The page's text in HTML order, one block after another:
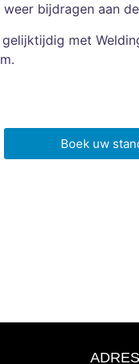
bijdragen aan
gelijktijdig met
Boek uw
ADRES